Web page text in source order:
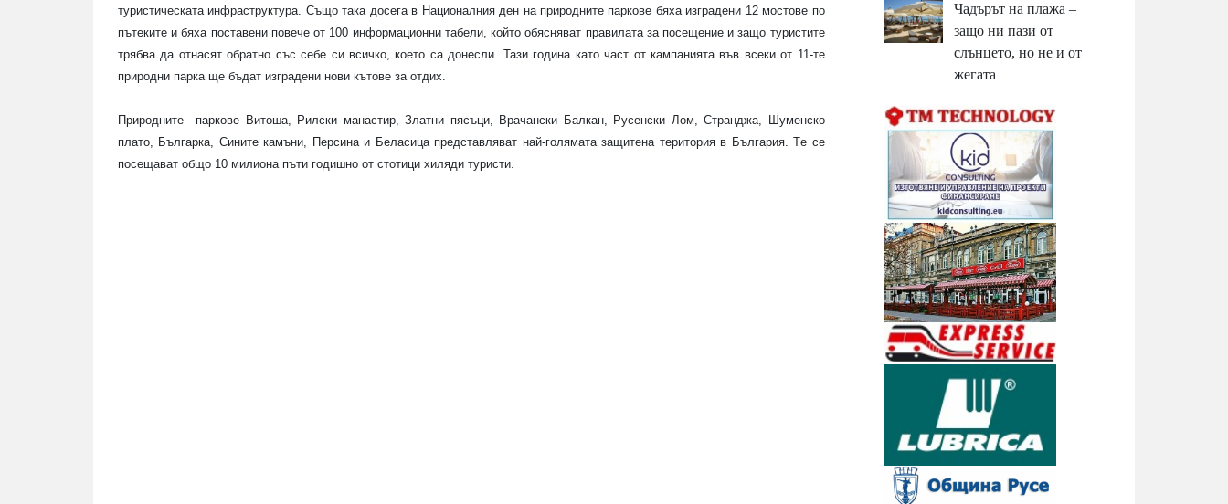
туристическата инфраструктура. Също така досега в Националния ден на природните паркове бяха изградени 12 мостове по
пътеките и бяха поставени повече от 100 информационни табели, който обясняват правилата за посещение и защо туристите
трябва да отнасят обратно със себе си всичко, което са донесли. Тази година като част от кампанията във всеки от 11-те
природни парка ще бъдат изградени нови кътове за отдих.
Природните
паркове Витоша, Рилски манастир, Златни пясъци, Врачански Балкан, Русенски Лом, Странджа, Шуменско
плато, Българка, Сините камъни, Персина и Беласица представляват най-голямата защитена територия в България. Те се
посещават общо 10 милиона пъти годишно от стотици хиляди туристи.
Чадърът на плажа –
защо ни пази от
слънцето, но не и от
жегата